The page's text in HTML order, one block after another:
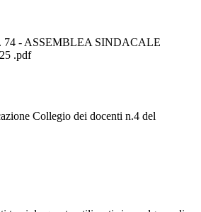
74 - ASSEMBLEA SINDACALE
.pdf
Collegio dei docenti n.4 del